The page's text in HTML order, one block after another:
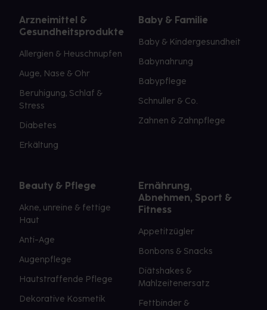
Arzneimittel &
Gesundheitsprodukte
Allergien & Heuschnupfen
Auge, Nase & Ohr
Beruhigung, Schlaf &
Stress
Diabetes
Erkältung
Baby & Familie
Baby & Kindergesundheit
Babynahrung
Babypflege
Schnuller & Co.
Zahnen & Zahnpflege
Beauty & Pflege
Akne, unreine & fettige
Haut
Anti-Age
Augenpflege
Hautstraffende Pflege
Dekorative Kosmetik
Ernährung,
Abnehmen, Sport &
Fitness
Appetitzügler
Bonbons & Snacks
Diätshakes &
Mahlzeitenersatz
Fettbinder &